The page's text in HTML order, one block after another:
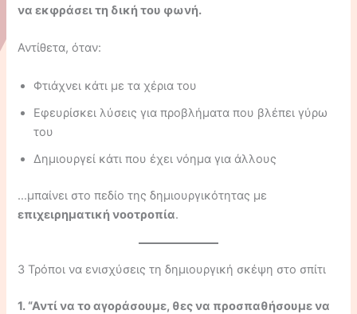
να εκφράσει τη δική του φωνή.
Αντίθετα, όταν:
Φτιάχνει κάτι με τα χέρια του
Εφευρίσκει λύσεις για προβλήματα που βλέπει γύρω
του
Δημιουργεί κάτι που έχει νόημα για άλλους
…μπαίνει στο πεδίο της δημιουργικότητας με
επιχειρηματική νοοτροπία.
3 Τρόποι να ενισχύσεις τη δημιουργική σκέψη στο σπίτι
1. “Αντί να το αγοράσουμε, θες να προσπαθήσουμε να